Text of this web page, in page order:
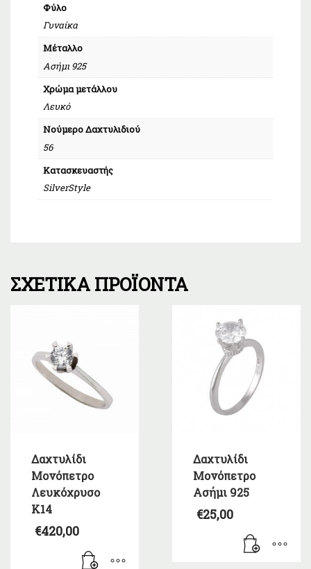
Φύλο
Γυναίκα
Μέταλλο
Ασήμι 925
Χρώμα μετάλλου
Λευκό
Νούμερο Δαχτυλιδιού
56
Κατασκευαστής
SilverStyle
ΣΧΕΤΙΚΆ ΠΡΟΪΌΝΤΑ
Δαχτυλίδι
Μονόπετρο
Λευκόχρυσο
Κ14
€420,00
Δαχτυλίδι
Μονόπετρο
Ασήμι 925
€25,00